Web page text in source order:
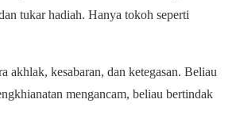
tukar hadiah. Hanya tokoh seperti
akhlak, kesabaran, dan ketegasan. Beliau
mengancam, beliau bertindak